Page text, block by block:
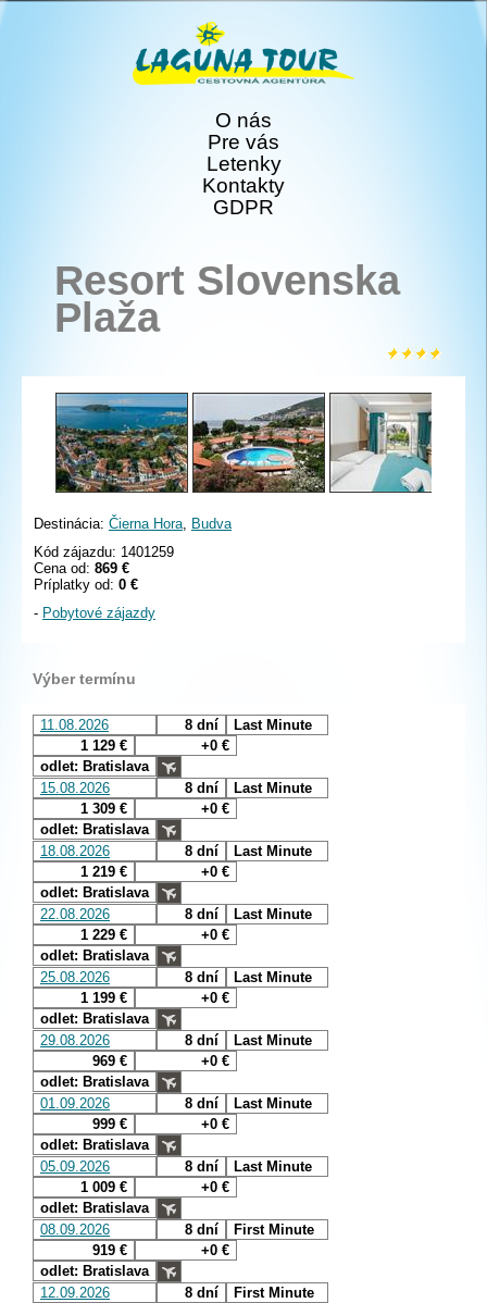
O nás
Pre vás
Letenky
Kontakty
GDPR
Resort Slovenska
Plaža
Destinácia: Čierna Hora, Budva
Kód zájazdu: 1401259
Cena od: 869 €
Príplatky od: 0 €
- Pobytové zájazdy
Výber termínu
11.08.2026 8 dní
Last Minute
1 129 €
+0 €
odlet: Bratislava
15.08.2026
8 dní
Last Minute
1 309 €
+0 €
odlet: Bratislava
18.08.2026
8 dní
Last Minute
1 219 €
+0 €
odlet: Bratislava
22.08.2026
8 dní
Last Minute
1 229 €
+0 €
odlet: Bratislava
25.08.2026
8 dní
Last Minute
1 199 €
+0 €
odlet: Bratislava
29.08.2026
8 dní
Last Minute
969 €
+0 €
odlet: Bratislava
01.09.2026
8 dní
Last Minute
999 €
+0 €
odlet: Bratislava
05.09.2026
8 dní
Last Minute
1 009 €
+0 €
odlet: Bratislava
08.09.2026
8 dní
First Minute
919 €
+0 €
odlet: Bratislava
12.09.2026
8 dní
First Minute